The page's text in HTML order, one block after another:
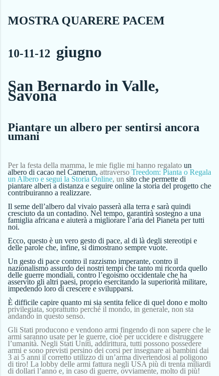
MOSTRA QUARERE PACEM
10-11-12 giugno
San Bernardo in Valle,
Savona
Piantare un albero per sentirsi ancora
umani
Perla festa della mamma, le mie figlie mi hanno regalato un
albero di cacao nel Camerun, attraverso Treedom: Pianta o Regala
un Albero e segui la Storia Online, un sito che permette di
piantare alberi a distanza e seguire online la storia del progetto che
contribuiranno a realizzare.
Il seme dell’albero dal vivaio passerà alla terra e sarà quindi
cresciuto da un contadino. Nel tempo, garantirà sostegno a una
famiglia africana e aiuterà a migliorare l’aria del Pianeta per tutti
noi.
Ecco, questo è un vero gesto di pace, al di là degli stereotipi e
delle parole che, infine, si dimostrano sempre vuote.
Un gesto di pace contro il razzismo imperante, contro il
nazionalismo assurdo dei nostri tempi che tanto mi ricorda quello
delle guerre mondiali, contro l’egoismo occidentale che ha
asservito gli altri paesi, proprio esercitando la superiorità militare,
impedendo loro di crescere e svilupparsi.
È difficile capire quanto mi sia sentita felice di quel dono e molto
privilegiata, soprattutto perché il mondo, in generale, non sta
andando in questo senso.
Gli Stati producono e vendono armi fingendo di non sapere che le
armi saranno usate per le guerre, cioè per uccidere e distruggere
l’umanità. Negli Stati Uniti, addirittura, tutti possono possedere
armi e sono previsti persino dei corsi per insegnare ai bambini dai
3 ai 5 anni il corretto utilizzo di un’arma divertendosi al poligono
di tiro! La lobby delle armi fattura negli USA più di trenta miliardi
di dollari l’anno e, in caso di guerre, ovviamente, molto di più!